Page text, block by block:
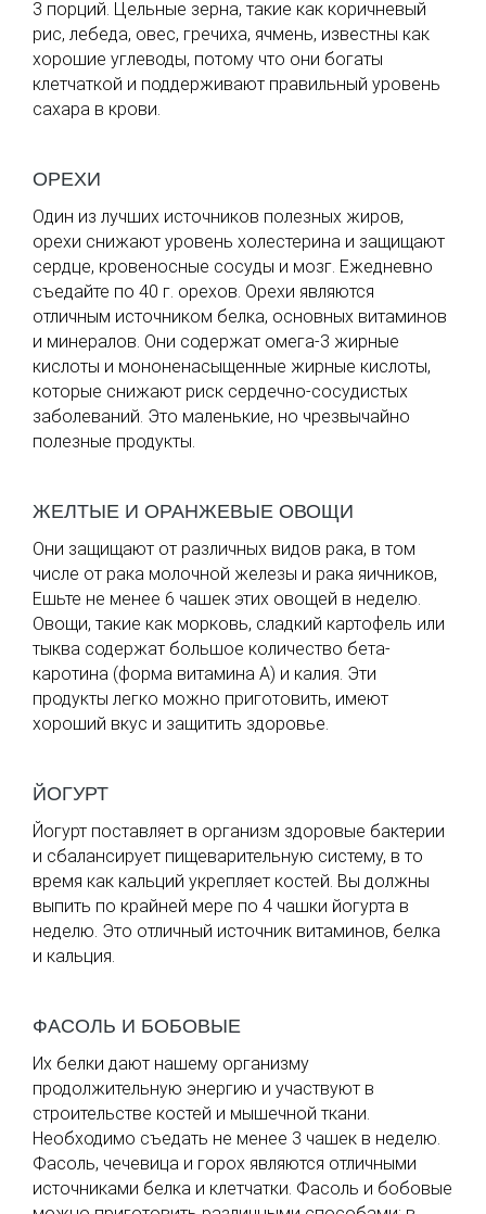
3 порций. Цельные зерна, такие как коричневый
рис, лебеда, овес, гречиха, ячмень, известны как
хорошие углеводы, потому что они богаты
клетчаткой и поддерживают правильный уровень
сахара в крови.
ОРЕХИ
Один из лучших источников полезных жиров,
орехи снижают уровень холестерина и защищают
сердце, кровеносные сосуды и мозг. Ежедневно
съедайте по 40 г. орехов. Орехи являются
отличным источником белка, основных витаминов
и минералов. Они содержат омега-3 жирные
кислоты и мононенасыщенные жирные кислоты,
которые снижают риск сердечно-сосудистых
заболеваний. Это маленькие, но чрезвычайно
полезные продукты.
ЖЕЛТЫЕ И ОРАНЖЕВЫЕ ОВОЩИ
Они защищают от различных видов рака, в том
числе от рака молочной железы и рака яичников,
Ешьте не менее 6 чашек этих овощей в неделю.
Овощи, такие как морковь, сладкий картофель или
тыква содержат большое количество бета-
каротина (форма витамина А) и калия. Эти
продукты легко можно приготовить, имеют
хороший вкус и защитить здоровье.
ЙОГУРТ
Йогурт поставляет в организм здоровые бактерии
и сбалансирует пищеварительную систему, в то
время как кальций укрепляет костей. Вы должны
выпить по крайней мере по 4 чашки йогурта в
неделю. Это отличный источник витаминов, белка
и кальция.
ФАСОЛЬ И БОБОВЫЕ
Их белки дают нашему организму
продолжительную энергию и участвуют в
строительстве костей и мышечной ткани.
Необходимо съедать не менее 3 чашек в неделю.
Фасоль, чечевица и горох являются отличными
источниками белка и клетчатки. Фасоль и бобовые